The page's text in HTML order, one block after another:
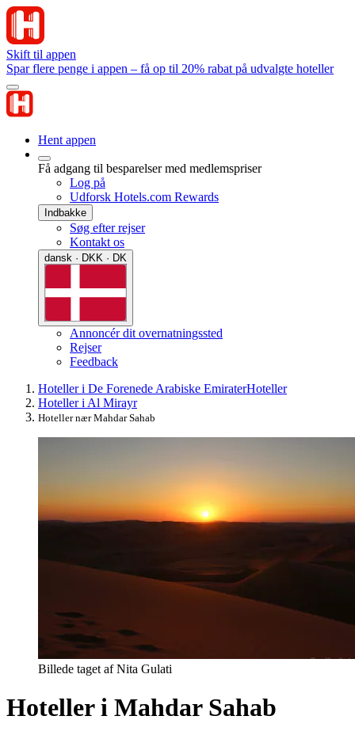
Skift til appen
Spar flere penge i appen – få op til 20% rabat på udvalgte hoteller
Hent appen
Få adgang til besparelser med medlemspriser
Log på
Udforsk Hotels.com Rewards
Indbakke
Søg efter rejser
Kontakt os
dansk · DKK · DK
Annoncér dit overnatningssted
Rejser
Feedback
Hoteller i De Forenede Arabiske EmiraterHoteller
Hoteller i Al Mirayr
Hoteller nær Mahdar Sahab
Billede taget af Nita Gulati
Hoteller i Mahdar Sahab